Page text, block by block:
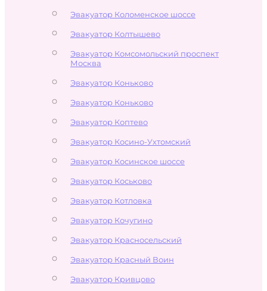
Эвакуатор Коломенское шоссе
Эвакуатор Колтышево
Эвакуатор Комсомольский проспект
Москва
Эвакуатор Коньково
Эвакуатор Коньково
Эвакуатор Коптево
Эвакуатор Косино-Ухтомский
Эвакуатор Косинское шоссе
Эвакуатор Коськово
Эвакуатор Котловка
Эвакуатор Кочугино
Эвакуатор Красносельский
Эвакуатор Красный Воин
Эвакуатор Кривцово